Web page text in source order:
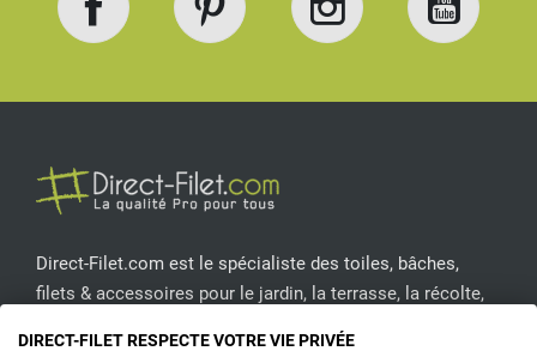
Direct-Filet.com est le spécialiste des toiles, bâches,
filets & accessoires pour le jardin, la terrasse, la récolte,
DIRECT-FILET RESPECTE VOTRE VIE PRIVÉE